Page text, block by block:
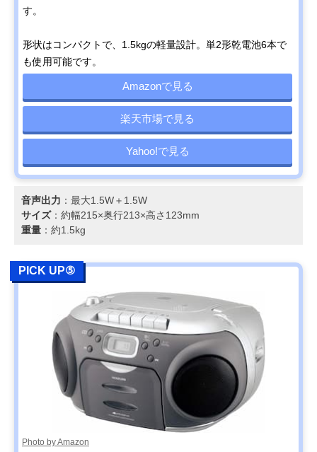
す。
形状はコンパクトで、1.5kgの軽量設計。単2形乾電池6本で
も使用可能です。
Amazonで見る
楽天市場で見る
Yahoo!で見る
音声出力 ：最大1.5W＋1.5W
サイズ：約幅215×奥行213×高さ123mm
重量 ：約1.5kg
PICK UP⑤
Photo by Amazon